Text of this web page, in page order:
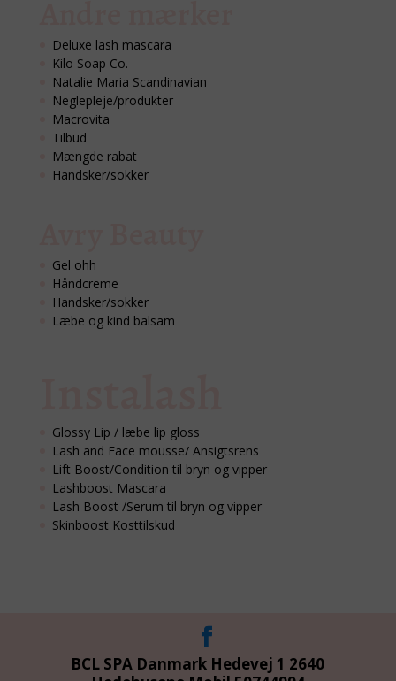
Deluxe lash mascara
Kilo Soap Co.
Natalie Maria Scandinavian
Neglepleje/produkter
Macrovita
Tilbud
Mængde rabat
Handsker/sokker
Gel ohh
Håndcreme
Handsker/sokker
Læbe og kind balsam
Glossy Lip / læbe lip gloss
Lash and Face mousse/ Ansigtsrens
Lift Boost/Condition til bryn og vipper
Lashboost Mascara
Lash Boost /Serum til bryn og vipper
Skinboost Kosttilskud
BCL SPA Danmark Hedevej 1 2640